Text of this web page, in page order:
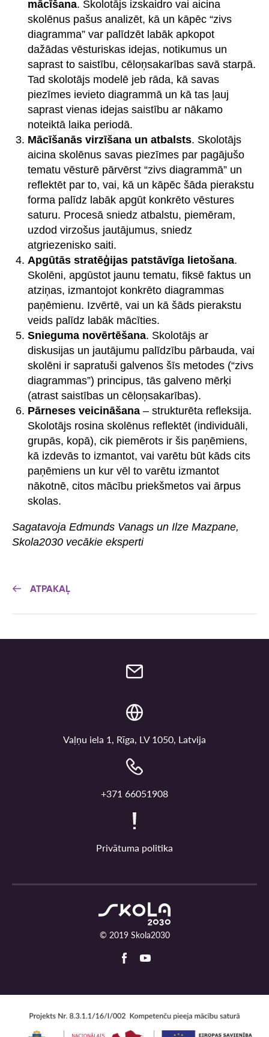
mācīšana. Skolotājs izskaidro vai aicina
skolēnus pašus analizēt, kā un kāpēc “zivs
diagramma” var palīdzēt labāk apkopot
dažādas vēsturiskas idejas, notikumus un
saprast to saistību, cēloņsakarības savā starpā.
Tad skolotājs modelē jeb rāda, kā savas
piezīmes ievieto diagrammā un kā tas ļauj
saprast vienas idejas saistību ar nākamo
noteiktā laika periodā.
Mācīšanās virzīšana un atbalsts. Skolotājs
aicina skolēnus savas piezīmes par pagājušo
tematu vēsturē pārvērst “zivs diagrammā” un
reflektēt par to, vai, kā un kāpēc šāda pierakstu
forma palīdz labāk apgūt konkrēto vēstures
saturu. Procesā sniedz atbalstu, piemēram,
uzdod virzošus jautājumus, sniedz
atgriezenisko saiti.
Apgūtās stratēģijas patstāvīga lietošana.
Skolēni, apgūstot jaunu tematu, fiksē faktus un
atziņas, izmantojot konkrēto diagrammas
paņēmienu. Izvērtē, vai un kā šāds pierakstu
veids palīdz labāk mācīties.
Snieguma novērtēšana. Skolotājs ar
diskusijas un jautājumu palīdzību pārbauda, vai
skolēni ir sapratuši galvenos šīs metodes (“zivs
diagrammas”) principus, tās galveno mērķi
(atrast saistības un cēloņsakarības).
Pārneses veicināšana– strukturēta refleksija.
Skolotājs rosina skolēnus reflektēt (individuāli,
grupās, kopā), cik piemērots ir šis paņēmiens,
kā izdevās to izmantot, vai varētu būt kāds cits
paņēmiens un kur vēl to varētu izmantot
nākotnē, citos mācību priekšmetos vai ārpus
skolas.
Sagatavoja Edmunds Vanags un Ilze Mazpane,
Skola2030 vecākie eksperti
ATPAKAĻ
Vaļņu iela 1, Rīga, LV 1050, Latvija
+371 66051908
Privātuma politika
© 2019 Skola2030